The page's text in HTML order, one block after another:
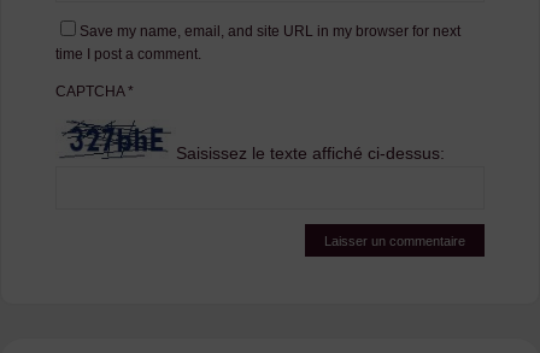
Save my name, email, and site URL in my browser for next
time I post a comment.
CAPTCHA*
Saisissez le texte affiché ci-dessus: